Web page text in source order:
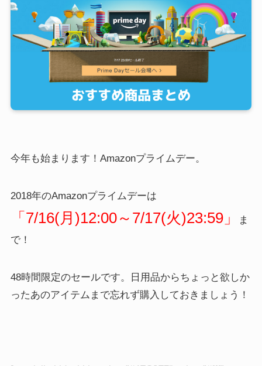
今年も始まります！Amazonプライムデー。
2018年のAmazonプライムデーは
「7/16(月)12:00～7/17(火)23:59」
ま
で！
48時間限定のセールです。日用品からちょっと欲しか
ったあのアイテムまで忘れず購入しておきましょう！